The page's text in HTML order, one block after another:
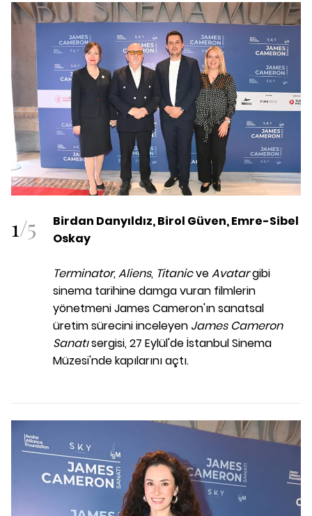
1/5
Birdan Danyıldız, Birol Güven, Emre-Sibel
Oskay
Terminator,Aliens, TitanicveAvatargibi
sinema tarihine damga vuran filmlerin
yönetmeni James Cameron'ın sanatsal
üretim sürecini inceleyen James Cameron
Sanatısergisi, 27 Eylül'de İstanbul Sinema
Müzesi'nde kapılarını açtı.